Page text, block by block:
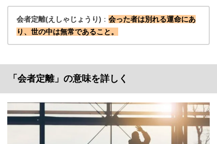
会者定離(えしゃじょうり)： 会った者は別れる運命にあ
り、世の中は無常であること。
「会者定離」の意味を詳しく